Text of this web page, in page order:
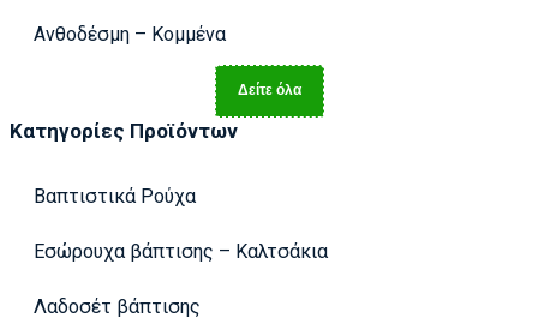
Ανθοδέσμη – Κομμένα
Δείτε όλα
Κατηγορίες Προϊόντων
Βαπτιστικά Ρούχα
Εσώρουχα βάπτισης – Καλτσάκια
Λαδοσέτ βάπτισης